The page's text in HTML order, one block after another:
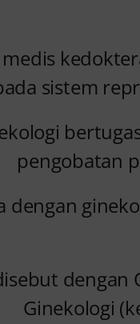
sistem
pengobatan
dengan
dengan
Ginekologi